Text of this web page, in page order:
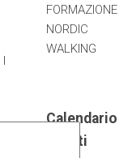
I
FORMAZIONE
NORDIC
WALKING
Calendario
eventi